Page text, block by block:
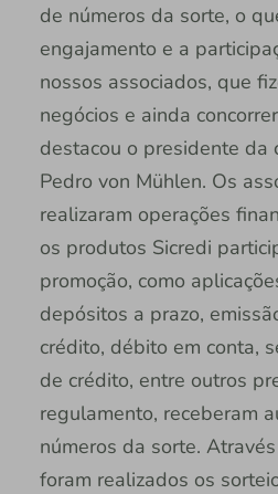
de números da sorte, o
engajamento e a
nossos associados, que
negócios e ainda
destacou o presidente da
Pedro von Mühlen. Os
realizaram operações
os produtos Sicredi
promoção, como
depósitos a prazo,
crédito, débito em conta,
de crédito, entre outros
regulamento, receberam
números da sorte.
foram realizados os